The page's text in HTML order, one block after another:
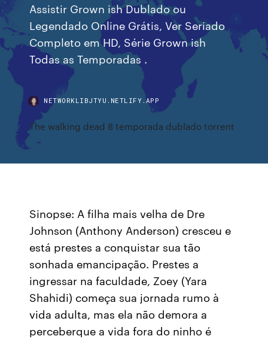
Assistir Grown ish Dublado ou
Legendado Online Grátis, Ver Seriado
Completo em HD, Série Grown ish
Todas as Temporadas .
NETWORKLIBJTYU.NETLIFY.APP
The walking dead 8 temporada dublado torrent
Sinopse: A filha mais velha de Dre
Johnson (Anthony Anderson) cresceu e
está prestes a conquistar sua tão
sonhada emancipação. Prestes a
ingressar na faculdade, Zoey (Yara
Shahidi) começa sua jornada rumo à
vida adulta, mas ela não demora a
perceberque a vida fora do ninho é